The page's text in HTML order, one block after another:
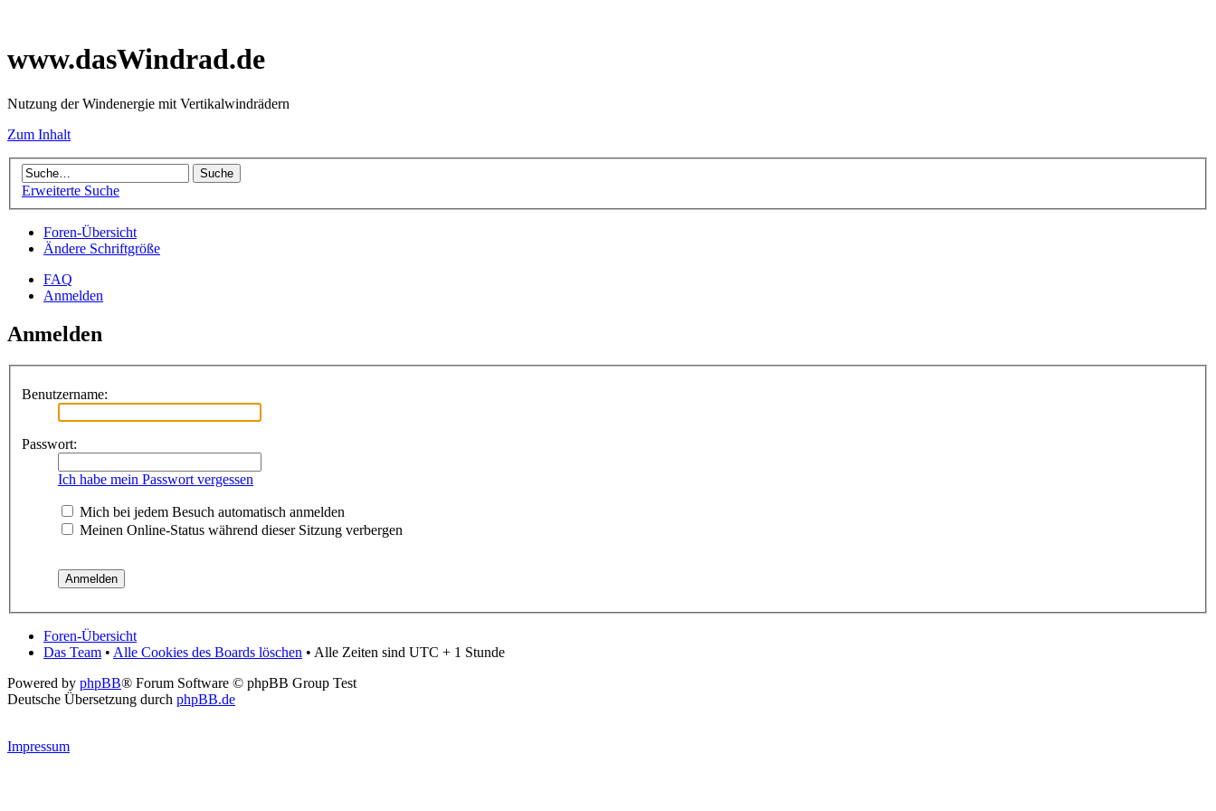
www.dasWindrad.de
Nutzung der Windenergie mit Vertikalwindrädern
Zum Inhalt
Erweiterte Suche
Foren-Übersicht
Ändere Schriftgröße
FAQ
Anmelden
Anmelden
Benutzername:
Passwort:
Ich habe mein Passwort vergessen
Mich bei jedem Besuch automatisch anmelden
Meinen Online-Status während dieser Sitzung verbergen
Foren-Übersicht
Das Team • Alle Cookies des Boards löschen • Alle Zeiten sind UTC + 1 Stunde
Powered by phpBB® Forum Software © phpBB Group Test
Deutsche Übersetzung durch phpBB.de
Impressum